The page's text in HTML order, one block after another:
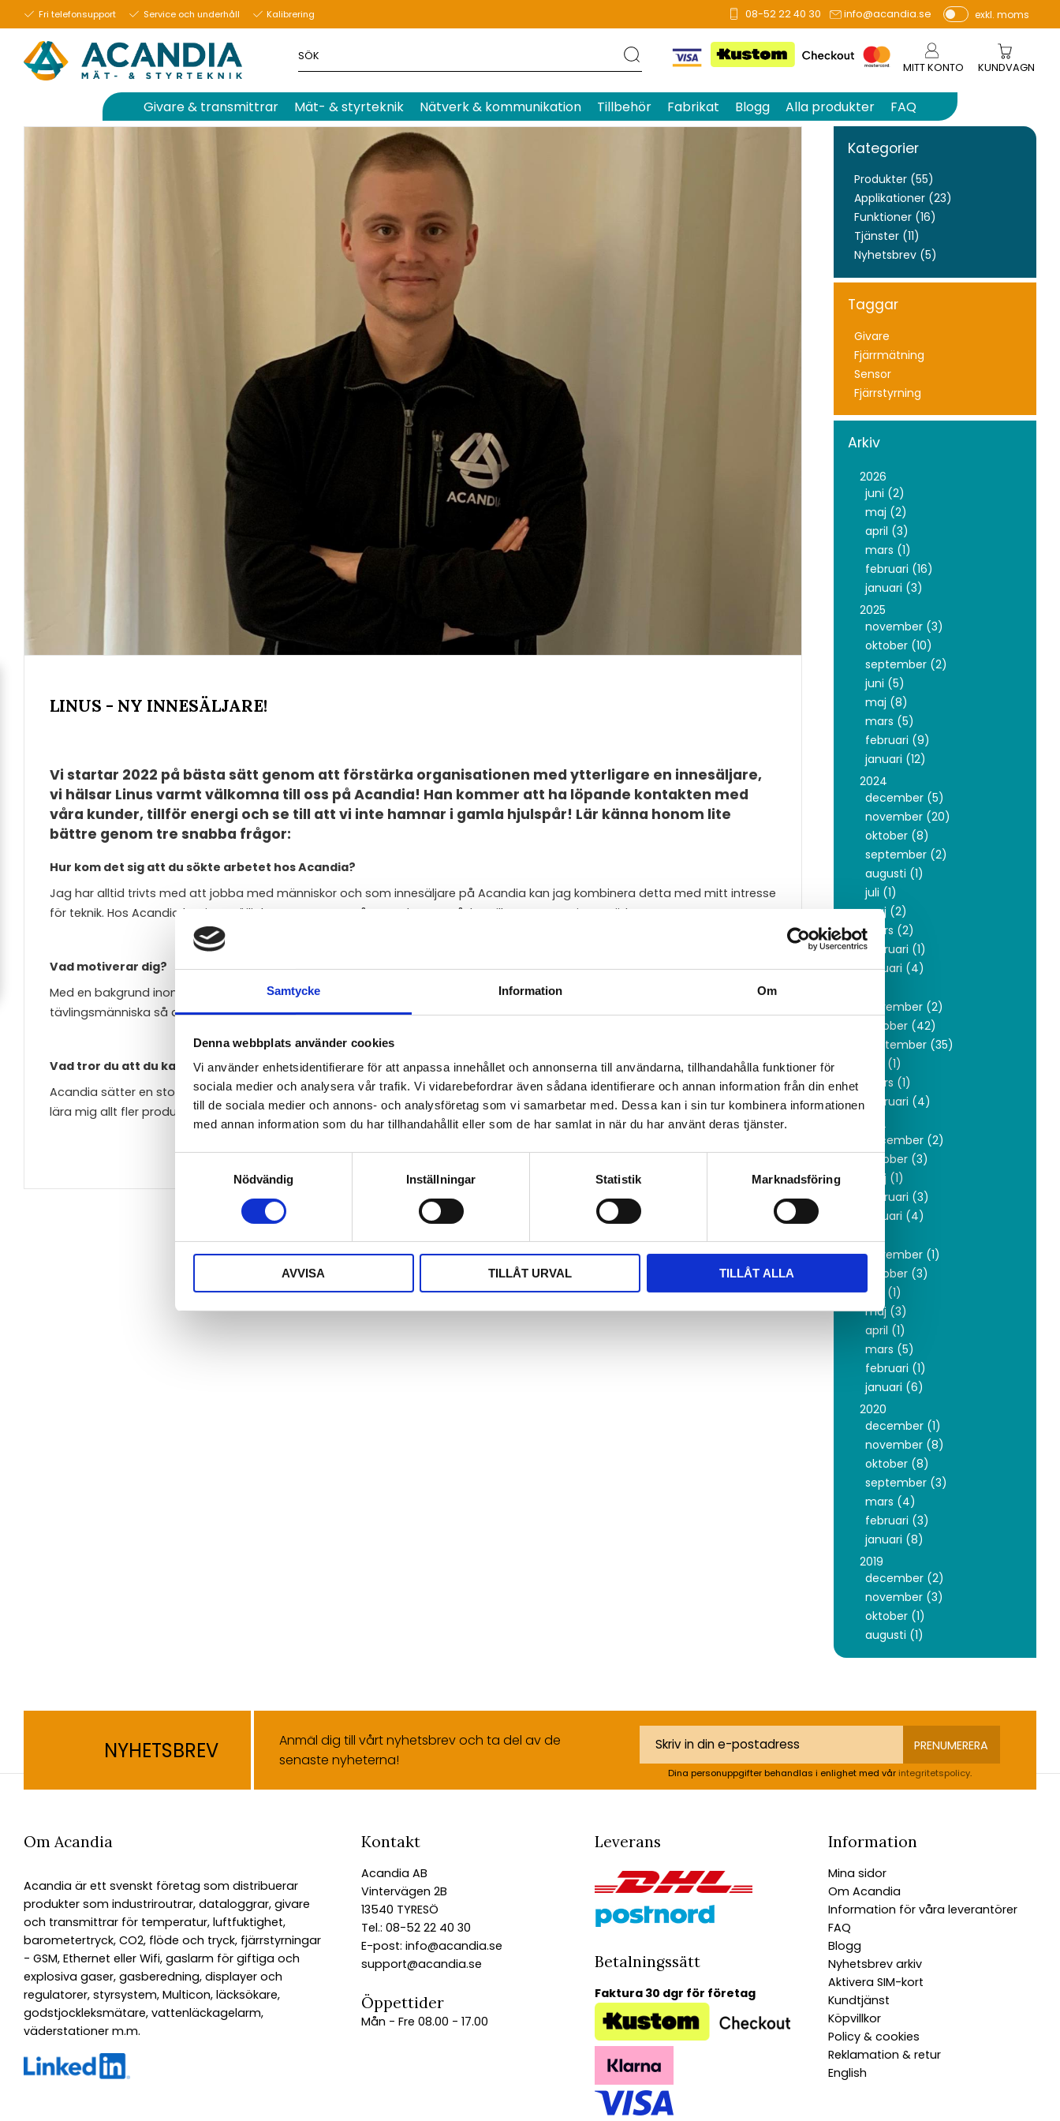
Samtycke Information Om
Denna webbplats använder cookies
Vi använder enhetsidentifierare för att anpassa innehållet och annonserna till användarna, tillhandahålla funktioner för
sociala medier och analysera vår trafik. Vi vidarebefordrar även sådana identifierare och annan information från din enhet
till de sociala medier och annons- och analysföretag som vi samarbetar med. Dessa kan i sin tur kombinera informationen
med annan information som du har tillhandahållit eller som de har samlat in när du har använt deras tjänster.
Nödvändig
Inställningar Statistik Marknadsföring
AVVISA TILLÅT URVAL TILLÅT ALLA
Fri telefonsupport Service och underhåll Kalibrering 08-52 22 40 30 info@acandia.se
P
e
r
vi
exkl. moms
MITT KONTO KUNDVAGN
Givare & transmittrar Mät- & styrteknik Nätverk & kommunikation Tillbehör Fabrikat Blogg Alla produkter FAQ
LINUS - NY INNESÄLJARE!
Vi startar 2022 på bästa sätt genom att förstärka organisationen med ytterligare en innesäljare,
vi hälsar Linus varmt välkomna till oss på Acandia! Han kommer att ha löpande kontakten med
våra kunder, tillför energi och se till att vi inte hamnar i gamla hjulspår! Lär känna honom lite
bättre genom tre snabba frågor:
Hur kom det sig att du sökte arbetet hos Acandia?
Jag har alltid trivts med att jobba med människor och som innesäljare på Acandia kan jag kombinera detta med mitt intresse
för teknik. Hos Acandia har jag möjligheten att testa på nya arbetsområden vilket passar mig utmärkt.
Vad motiverar dig?
Med en bakgrund inom idrott så motiveras jag av att utmana mig själv och jobba mot tydliga mål. Jag är en
tävlingsmänniska så alla slags tävlingar motiverar mig!
Vad tror du att du kan bidra med till Acandias fortsatta utveckling?
Acandia sätter en stolthet i att kunna ge kunderna den bästa supporten på marknaden. Jag ser fram emot att successivt
lära mig allt fler produkterna på djupet och då kunna hjälpa till med support, service och installationer.
Kategorier
Produkter (55)
Applikationer (23)
Funktioner (16)
Tjänster (11)
Nyhetsbrev (5)
Taggar
Givare
Fjärrmätning
Sensor
Fjärrstyrning
Arkiv
2026
juni (2)
maj (2)
april (3)
mars (1)
februari (16)
januari (3)
2025
november (3)
oktober (10)
september (2)
juni (5)
maj (8)
mars (5)
februari (9)
januari (12)
2024
december (5)
november (20)
oktober (8)
september (2)
augusti (1)
juli (1)
maj (2)
mars (2)
februari (1)
januari (4)
november (2)
oktober (42)
september (35)
juni (1)
mars (1)
februari (4)
2022
december (2)
oktober (3)
maj (1)
februari (3)
januari (4)
2021
november (1)
oktober (3)
juni (1)
maj (3)
april (1)
mars (5)
februari (1)
januari (6)
2020
december (1)
november (8)
oktober (8)
september (3)
mars (4)
februari (3)
januari (8)
2019
december (2)
november (3)
oktober (1)
augusti (1)
NYHETSBREV
Anmäl dig till vårt nyhetsbrev och ta del av de
senaste nyheterna!
PRENUMERERA
Dina personuppgifter behandlas i enlighet med vår integritetspolicy.
Om Acandia
Acandia är ett svenskt företag som distribuerar
produkter som industriroutrar, dataloggrar, givare
och transmittrar för temperatur, luftfuktighet,
barometertryck, CO2, flöde och tryck, fjärrstyrningar
- GSM, Ethernet eller Wifi, gaslarm för giftiga och
explosiva gaser, gasberedning, displayer och
regulatorer, styrsystem, Multicon, läcksökare,
godstjockleksmätare, vattenläckagelarm,
väderstationer m.m.
Kontakt
Acandia AB
Vintervägen 2B
13540 TYRESÖ
Tel.: 08-52 22 40 30
E-post: info@acandia.se
support@acandia.se
Öppettider
Mån - Fre 08.00 - 17.00
Leverans
Betalningssätt
Faktura 30 dgr för företag
Information
Mina sidor
Om Acandia
Information för våra leverantörer
FAQ
Blogg
Nyhetsbrev arkiv
Aktivera SIM-kort
Kundtjänst
Köpvillkor
Policy & cookies
Reklamation & retur
English